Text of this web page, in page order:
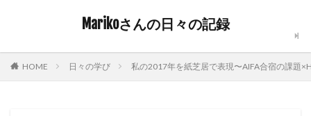
Marikoさんの日々の記録
HOME 日々の学び 私の2017年を紙芝居で表現〜AIFA合宿の課題